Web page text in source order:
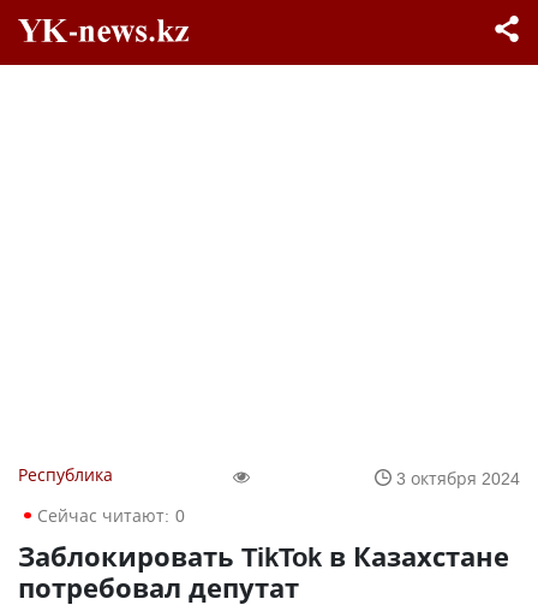
Республика
3 октября 2024
Сейчас читают: 0
Заблокировать TikTok в Казахстане
потребовал депутат